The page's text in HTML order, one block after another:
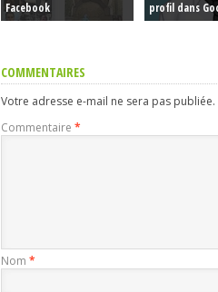
Facebook
profil dans
COMMENTAIRES
Votre adresse e-mail ne sera pas publiée.
Commentaire *
Nom *